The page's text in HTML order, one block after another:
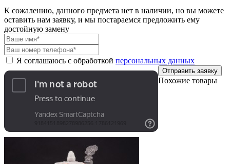
К сожалению, данного предмета нет в наличии, но вы можете
оставить нам заявку, и мы постараемся предложить ему
достойную замену
Я соглашаюсь с обработкой персональных данных
Отправить заявку
Похожие товары